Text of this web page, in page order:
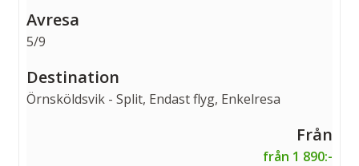
5/9
Örnsköldsvik - Split, Endast flyg, Enkelresa
från 1 890:-